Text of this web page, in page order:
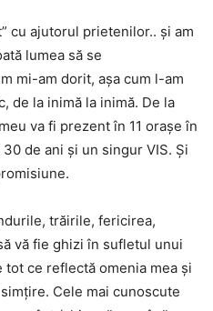
cu ajutorul prietenilor.. și am
lumea să se
mi-am dorit, așa cum l-am
de la inimă la inimă. De la
va fi prezent în 11 orașe în
de ani și un singur VIS. Și
trăirile, fericirea,
vă fie ghizi în sufletul unui
ce reflectă omenia mea și
Cele mai cunoscute